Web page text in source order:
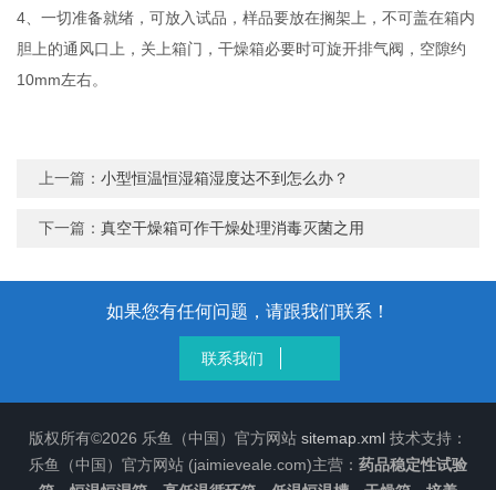
4、一切准备就绪，可放入试品，样品要放在搁架上，不可盖在箱内
胆上的通风口上，关上箱门，干燥箱必要时可旋开排气阀，空隙约
10mm左右。
上一篇：小型恒温恒湿箱湿度达不到怎么办？
下一篇：真空干燥箱可作干燥处理消毒灭菌之用
如果您有任何问题，请跟我们联系！
联系我们
版权所有©2026 乐鱼（中国）官方网站 sitemap.xml 技术支持：
乐鱼（中国）官方网站 (jaimieveale.com)主营： 药品稳定性试验